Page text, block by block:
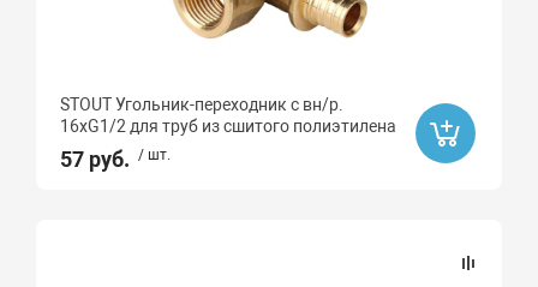
STOUT Угольник-переходник с вн/р.
16хG1/2 для труб из сшитого полиэтилена
57 руб. / шт.